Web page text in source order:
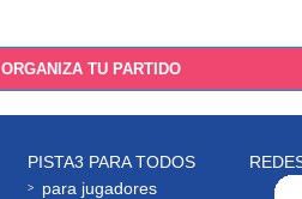
ORGANIZA TU PARTIDO
PISTA3 PARA TODOS
para jugadores